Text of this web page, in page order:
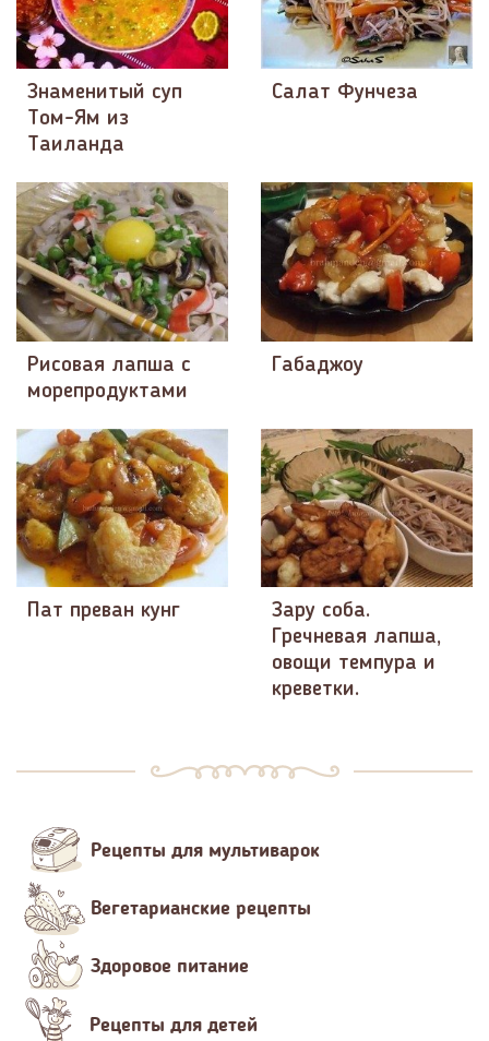
Знаменитый суп
Том-Ям из
Таиланда
Салат Фунчеза
Рисовая лапша с
морепродуктами
Габаджоу
Пат преван кунг
Зару соба.
Гречневая лапша,
овощи темпура и
креветки.
Рецепты для мультиварок
Вегетарианские рецепты
Здоровое питание
Рецепты для детей